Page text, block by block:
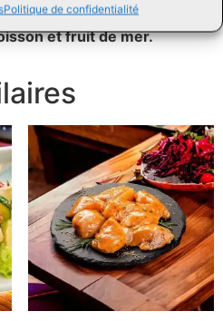
Politique de confidentialité
bœuf, de porc, de volaille et
et fruit de mer.